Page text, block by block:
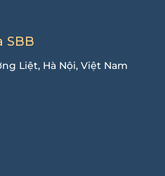
SBB
Liệt, Hà Nội, Việt Nam